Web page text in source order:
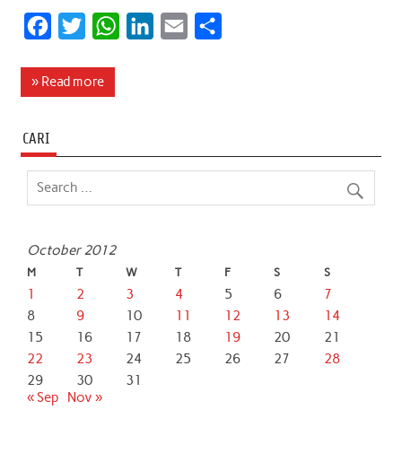
c
o
o
i
e
r
W
A
d
» Read more
CARI
October 2012
M T W T F S S
1 2 3 4 5 6
7
8
9 10 11 12 13
14
15
16 17 18 19 20
21
22
23 24 25 26 27
28
29
30
31
« Sep
Nov »